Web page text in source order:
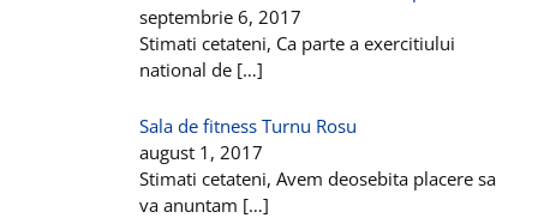
septembrie 6, 2017
Stimati cetateni, Ca parte a exercitiului
national de […]
Sala de fitness Turnu Rosu
august 1, 2017
Stimati cetateni, Avem deosebita placere sa
va anuntam […]